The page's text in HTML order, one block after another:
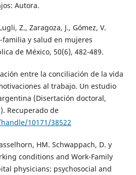
Autora.
Z., Zaragoza, J., Gómez, V.
familia y salud en mujeres
de México, 50(6), 482-489.
entre la conciliación de la vida
al trabajo. Un estudio
(Disertación doctoral,
Recuperado de
10171/38522
HM. Schwappach, D. y
conditions and Work-Family
physicians: psychosocial and